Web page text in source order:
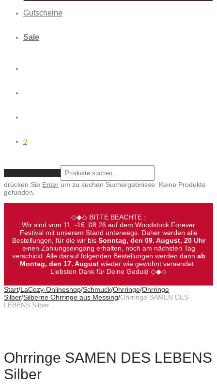
Gutscheine
Sale
0
drücken Sie Enter um zu suchen Suchergebnisse: Keine Produkte
gefunden.
◇◆◇ BITTE BEACHTE :
Wir sind vom 11..-16..08.26 auf dem Woodstock Forever
Festival mit unserem Stand unterwegs. Daher werden alle
Bestellungen, für die wir bis Sonntag, den 09. August, 20 Uhr
einen Zahlungseingang erhalten, noch am nächsten Tag
verschickt. Alle darauf folgenden Bestellungen werden dann ab
Montag, den 17. August wieder wie gewohnt versendet.
Liebsten Dank für Deine Geduld ◇◆◇
Start/LaCozy-Onlineshop/Schmuck/Ohrringe/Ohrringe
Silber/Silberne Ohrringe aus Messing/Ohrringe SAMEN DES
LEBENS Silber
Ohrringe SAMEN DES LEBENS
Silber